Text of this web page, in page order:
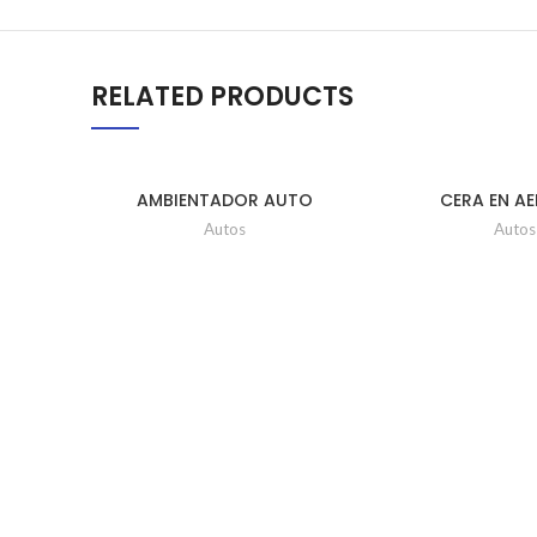
RELATED PRODUCTS
AMBIENTADOR AUTO
FRESCO SPRY UD
Autos
CERA EN
INSTABRILLO
Autos